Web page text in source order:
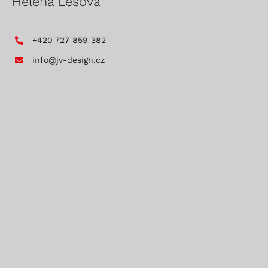
+420 727 859 382
info@jv-design.cz